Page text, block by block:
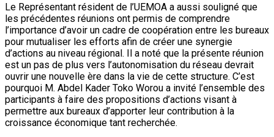
Le Représentant résident de l’UEMOA a aussi souligné que
les précédentes réunions ont permis de comprendre
l’importance d’avoir un cadre de coopération entre les bureaux
pour mutualiser les efforts afin de créer une synergie
d’actions au niveau régional. Il a noté que la présente réunion
est un pas de plus vers l’autonomisation du réseau devrait
ouvrir une nouvelle ère dans la vie de cette structure. C’est
pourquoi M. Abdel Kader Toko Worou a invité l’ensemble des
participants à faire des propositions d’actions visant à
permettre aux bureaux d’apporter leur contribution à la
croissance économique tant recherchée.